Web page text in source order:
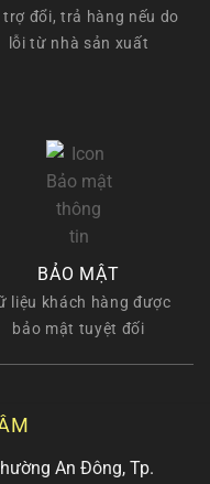
trợ đổi, trả hàng nếu do
lỗi từ nhà sản xuất
BẢO MẬT
liệu khách hàng được
bảo mật tuyệt đối
An Đông, Tp.